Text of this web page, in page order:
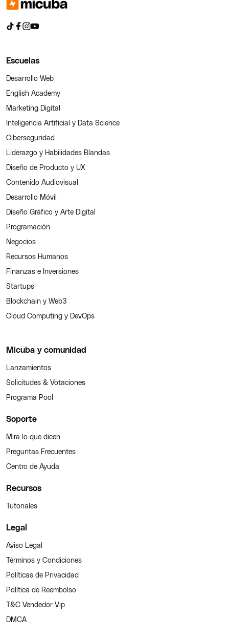
Escuelas
Desarrollo Web
English Academy
Marketing Digital
Inteligencia Artificial y Data Science
Ciberseguridad
Liderazgo y Habilidades Blandas
Diseño de Producto y UX
Contenido Audiovisual
Desarrollo Móvil
Diseño Gráfico y Arte Digital
Programación
Negocios
Recursos Humanos
Finanzas e Inversiones
Startups
Blockchain y Web3
Cloud Computing y DevOps
Micuba y comunidad
Lanzamientos
Solicitudes & Votaciones
Programa Pool
Soporte
Mira lo que dicen
Preguntas Frecuentes
Centro de Ayuda
Recursos
Tutoriales
Legal
Aviso Legal
Términos y Condiciones
Políticas de Privacidad
Política de Reembolso
T&C Vendedor Vip
DMCA